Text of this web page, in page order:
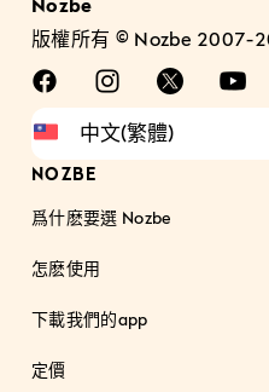
Nozbe
版權所有 © Nozbe 2007-
NOZBE
爲什麽要選 Nozbe
怎麽使用
下載我們的app
定價